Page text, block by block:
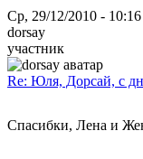
Ср, 29/12/2010 - 10:16
dorsay
участник
Re: Юля, Дорсай, с
Спасибки, Лена и